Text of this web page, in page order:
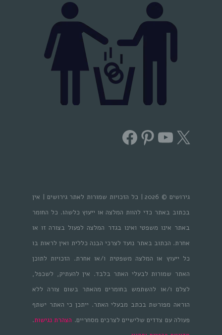
X
YouTube
Pinterest
Facebook
גירושים © 2026 | כל הזכויות שמורות לאתר גירושים | אין
בכתוב באתר כדי להוות המלצה או ייעוץ כלשהו. כל החומר
באתר אינו משפטי ואינו בגדר המלצה לפעול בצורה זו או
אחרת. הכתוב באתר נועד לצרכי הבנה כללית ואין לראות בו
כל ייעוץ או המלצה משפטית ו/או אחרת. הזכויות לתוכן
האתר שמורות לבעלי האתר בלבד. אין להעתיק, לשכפל,
לצלם ו/או להשתמש בחומרים מהאתר בשום צורה ללא
הוראה מפורשת בכתב מבעלי האתר. ייתכן כי האתר ישתף
פעולה עם צדדים שלישיים לצרכים מסחריים. הצהרת נגישות.